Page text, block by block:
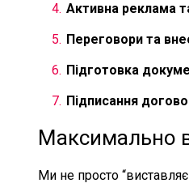
Активна реклама
Переговори та
Підготовка
Підписання
Максимально
Ми не просто